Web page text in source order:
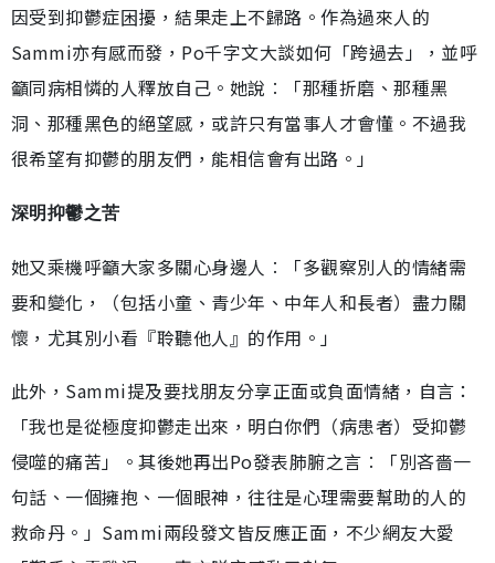
因受到抑鬱症困擾，結果走上不歸路。作為過來人的
Sammi亦有感而發，Po千字文大談如何「跨過去」，並呼
籲同病相憐的人釋放自己。她說︰「那種折磨、那種黑
洞、那種黑色的絕望感，或許只有當事人才會懂。不過我
很希望有抑鬱的朋友們，能相信會有出路。」
深明抑鬱之苦
她又乘機呼籲大家多關心身邊人︰「多觀察別人的情緒需
要和變化，（包括小童、青少年、中年人和長者）盡力關
懷，尤其別小看『聆聽他人』的作用。」
此外，Sammi提及要找朋友分享正面或負面情緒，自言：
「我也是從極度抑鬱走出來，明白你們（病患者）受抑鬱
侵噬的痛苦」。其後她再出Po發表肺腑之言︰「別吝嗇一
句話、一個擁抱、一個眼神，往往是心理需要幫助的人的
救命丹。」Sammi兩段發文皆反應正面，不少網友大愛